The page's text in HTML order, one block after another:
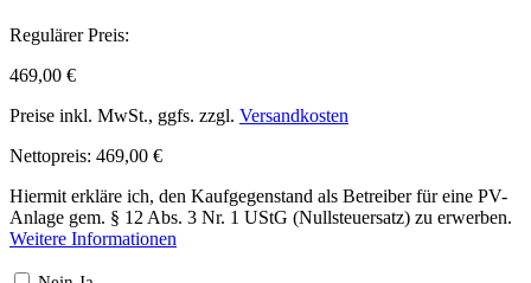
Regulärer Preis:
469,00 €
Preise inkl. MwSt., ggfs. zzgl. Versandkosten
Nettopreis: 469,00 €
Hiermit erkläre ich, den Kaufgegenstand als Betreiber für eine PV-
Anlage gem. § 12 Abs. 3 Nr. 1 UStG (Nullsteuersatz) zu erwerben.
Weitere Informationen